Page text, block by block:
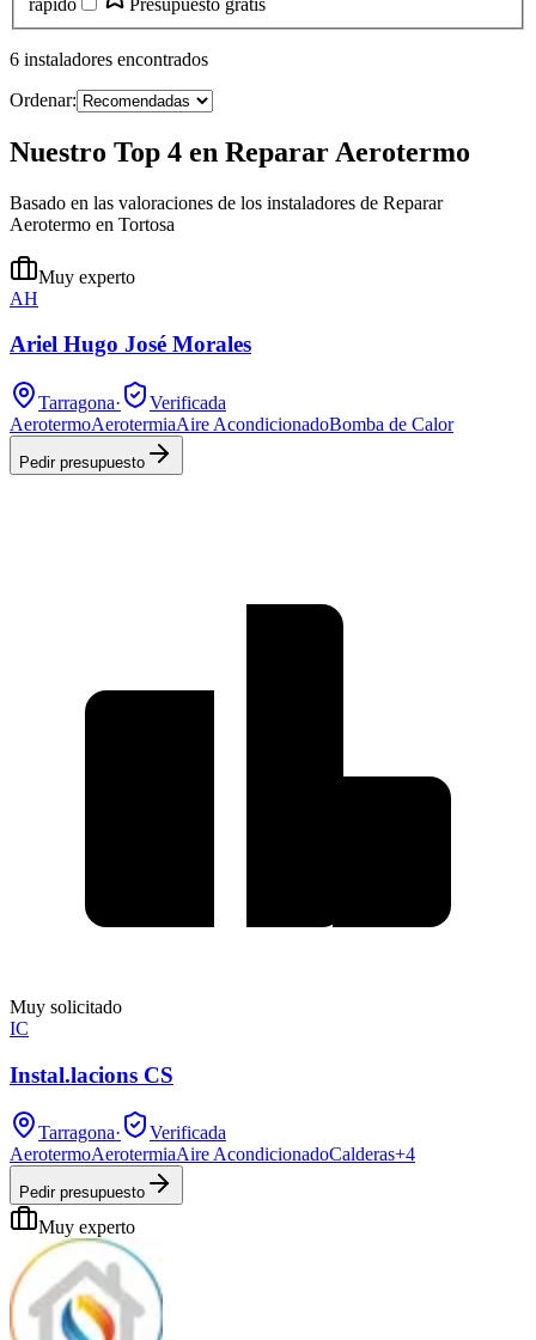
6 instaladores encontrados
Ordenar:
Nuestro Top 4 en Reparar Aerotermo
Basado en las valoraciones de los instaladores de Reparar
Aerotermo en Tortosa
Muy experto
AH
Ariel Hugo José Morales
Tarragona·
Verificada
AerotermoAerotermiaAire AcondicionadoBomba de Calor
Pedir presupuesto
Muy solicitado
IC
Instal.lacions CS
Tarragona·
Verificada
AerotermoAerotermiaAire AcondicionadoCalderas+4
Pedir presupuesto
Muy experto